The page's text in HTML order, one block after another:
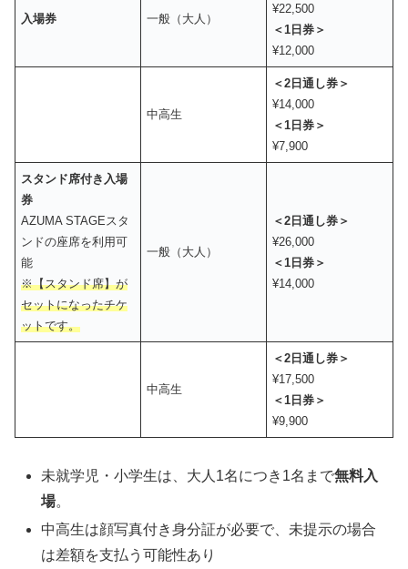
入場券 一般（大人）
¥22,500
＜1日券＞
¥12,000
中高生
＜2日通し券＞
¥14,000
＜1日券＞
¥7,900
スタンド席付き入場
券
AZUMA STAGEスタ
ンドの座席を利用可
能
※【スタンド席】が
セットになったチケ
ットです。
一般（大人）
＜2日通し券＞
¥26,000
＜1日券＞
¥14,000
中高生
＜2日通し券＞
¥17,500
＜1日券＞
¥9,900
未就学児・小学生は、大人1名につき1名まで無料入
場。
中高生は顔写真付き身分証が必要で、未提示の場合
は差額を支払う可能性あり